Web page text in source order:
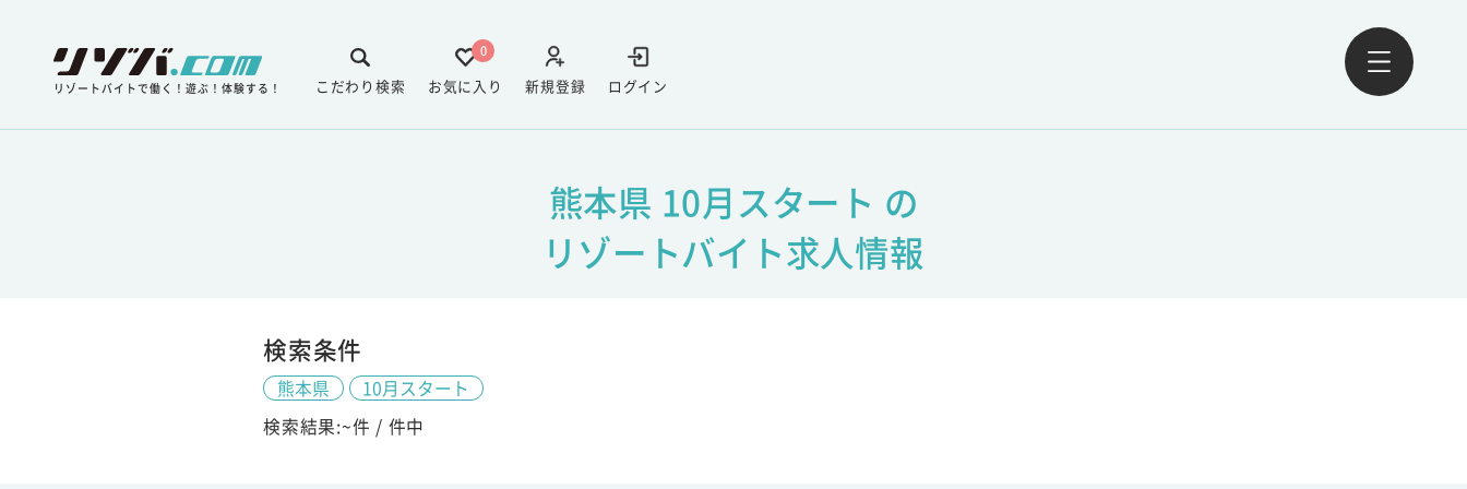
リゾートバイトで働く！遊ぶ！体験する！ ログイン
新規登録
0
お気に入り
こだわり検索
熊本県 10月スタート の
リゾートバイト求人情報
検索条件
熊本県
10月スタート
検索結果:~件 / 件中